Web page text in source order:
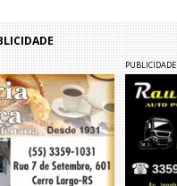
PUBLICIDADE